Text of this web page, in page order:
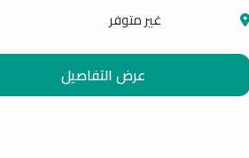
غير متوفر
عرض التفاصيل